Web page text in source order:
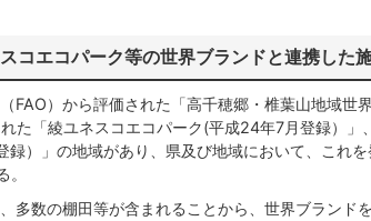
コエコパーク等の世界ブランドと連携した
FAO）から評価された「高千穂郷・椎葉山地域世
た「綾ユネスコエコパーク(平成24年7月登録）」
録）」の地域があり、県及び地域において、これ
多数の棚田等が含まれることから、世界ブランド